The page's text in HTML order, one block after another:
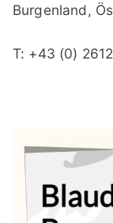
Burgenland,
T: +43 (0)